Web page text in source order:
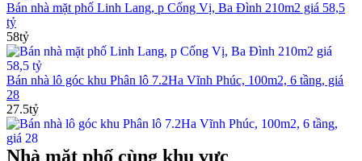
Bán nhà mặt phố Linh Lang, p Cống Vị, Ba Đình 210m2 giá 58,5
tỷ
58tỷ
Bán nhà lô góc khu Phân lô 7.2Ha Vĩnh Phúc, 100m2, 6 tầng, giá
28
27.5tỷ
Nhà mặt phố cùng khu vực